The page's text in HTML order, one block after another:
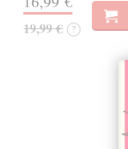
19,99 € ?